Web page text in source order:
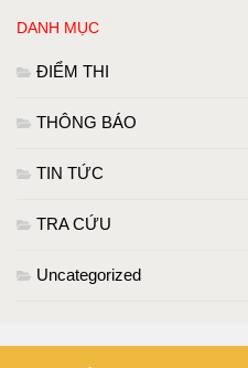
DANH MỤC
ĐIỂM THI
THÔNG BÁO
TIN TỨC
TRA CỨU
Uncategorized